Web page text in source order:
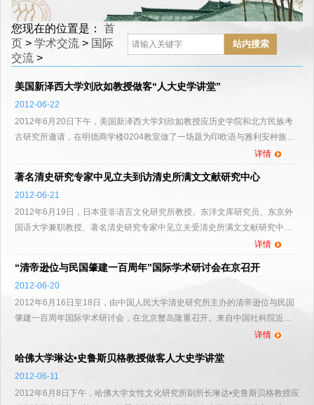
您现在的位置是： 首
页 > 学术交流 > 国际
交流 >
美国新泽西大学刘欣如教授做客“人大史学讲堂”
2012-06-22
2012年6月20日下午，美国新泽西大学刘欣如教授应历史学院和北方民族考
古研究所邀请，在明德商学楼0204教室做了一场题为印欧语与雅利安种族
详情
著名清史研究专家中见立夫到访清史所满文文献研究中心
2012-06-21
2012年6月19日，日本亚非语言文化研究所教授、东洋文库研究员、东京外
国语大学兼职教授、著名清史研究专家中见立夫受清史所满文文献研究中心
之邀到访，并进行了题为《近时在海外清史研究动态和满蒙文史...详情
“清帝逊位与民国肇建一百周年”国际学术研讨会在京召开
2012-06-20
2012年6月16日至18日，由中国人民大学清史研究所主办的清帝逊位与民国
肇建一百周年国际学术研讨会，在北京蟹岛隆重召开。来自中国社科院近代
史所、上海社科院历史所、北京大学、清华大学、中国人民大学...详情
哈佛大学琳达•史鲁斯贝格教授做客人大史学讲堂
2012-06-11
2012年6月8日下午，哈佛大学女性文化研究所副所长琳达•史鲁斯贝格教授应